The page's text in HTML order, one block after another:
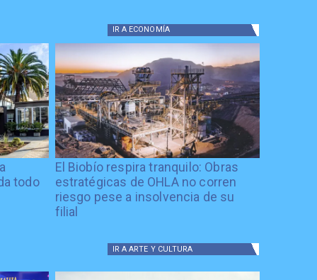
IR A ECONOMÍA
todo
El Biobío respira tranquilo: Obras
estratégicas de OHLA no corren
riesgo pese a insolvencia de su
filial
IR A ARTE Y CULTURA